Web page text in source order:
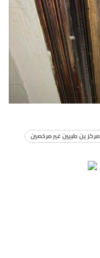
مركزين طبيين غير مرخصين